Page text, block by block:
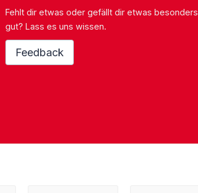
Fehlt dir etwas oder gefällt dir etwas besonders
gut? Lass es uns wissen.
Feedback